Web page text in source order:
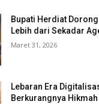
Bupati Herdiat
Lebih dari Sekadar
Maret 31, 2026
Lebaran Era
Berkurangnya